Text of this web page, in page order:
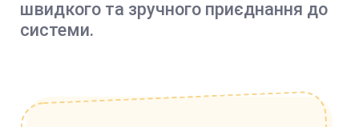
швидкого та зручного приєднання до
системи.